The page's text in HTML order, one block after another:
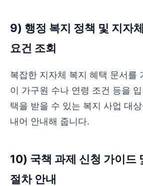
9) 행정 복지 정책 및 지자
요건 조회
복잡한 지자체 복지 혜택 문서를
이 가구원 수나 연령 조건 등을
택을 받을 수 있는 복지 사업 대
내어 안내해 줍니다.
10) 국책 과제 신청 가이드
절차 안내